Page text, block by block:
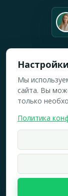
2019-2026 ©
Политика
Карта сайта
Мы
сайта. Вы
только
Политика